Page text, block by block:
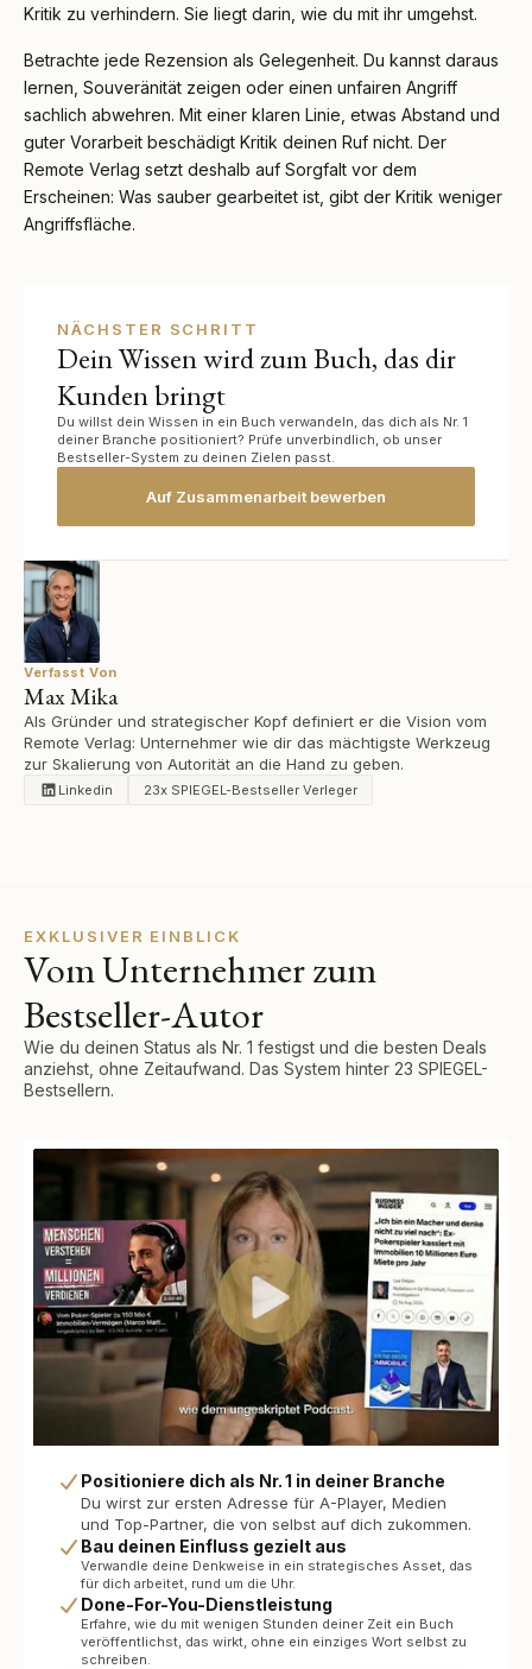
Kritik zu verhindern. Sie liegt darin, wie du mit ihr umgehst.
Betrachte jede Rezension als Gelegenheit. Du kannst daraus
lernen, Souveränität zeigen oder einen unfairen Angriff
sachlich abwehren. Mit einer klaren Linie, etwas Abstand und
guter Vorarbeit beschädigt Kritik deinen Ruf nicht. Der
Remote Verlag setzt deshalb auf Sorgfalt vor dem
Erscheinen: Was sauber gearbeitet ist, gibt der Kritik weniger
Angriffsfläche.
NÄCHSTER SCHRITT
Dein Wissen wird zum Buch, das dir
Kunden bringt
Du willst dein Wissen in ein Buch verwandeln, das dich als Nr. 1
deiner Branche positioniert? Prüfe unverbindlich, ob unser
Bestseller-System zu deinen Zielen passt.
Auf Zusammenarbeit bewerben
Verfasst Von
Max Mika
Als Gründer und strategischer Kopf definiert er die Vision vom
Remote Verlag: Unternehmer wie dir das mächtigste Werkzeug
zur Skalierung von Autorität an die Hand zu geben.
Linkedin 23x SPIEGEL-Bestseller Verleger
EXKLUSIVER EINBLICK
Vom Unternehmer zum
Bestseller-Autor
Wie du deinen Status als Nr. 1 festigst und die besten Deals
anziehst, ohne Zeitaufwand. Das System hinter 23 SPIEGEL-
Bestsellern.
Positioniere dich als Nr. 1 in deiner Branche
Du wirst zur ersten Adresse für A-Player, Medien
und Top-Partner, die von selbst auf dich zukommen.
Bau deinen Einfluss gezielt aus
Verwandle deine Denkweise in ein strategisches Asset, das
für dich arbeitet, rund um die Uhr.
Done-For-You-Dienstleistung
Erfahre, wie du mit wenigen Stunden deiner Zeit ein Buch
veröffentlichst, das wirkt, ohne ein einziges Wort selbst zu
schreiben.